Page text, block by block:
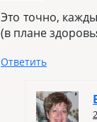
Это точно,
(в плане
Ответить